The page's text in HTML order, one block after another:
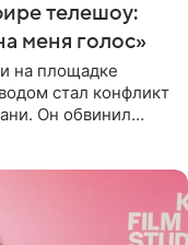
телешоу:
меня голос»
на площадке
стал конфликт
Он обвинил